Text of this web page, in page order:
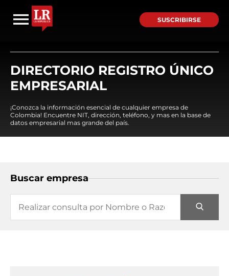
SUSCRIBIRSE
DIRECTORIO REGISTRO ÚNICO
EMPRESARIAL
¡Conozca la información esencial de cualquier empresa de
Colombia! Encuentre NIT, dirección, teléfono, y mas en la base de
datos empresarial mas grande del país.
Buscar empresa